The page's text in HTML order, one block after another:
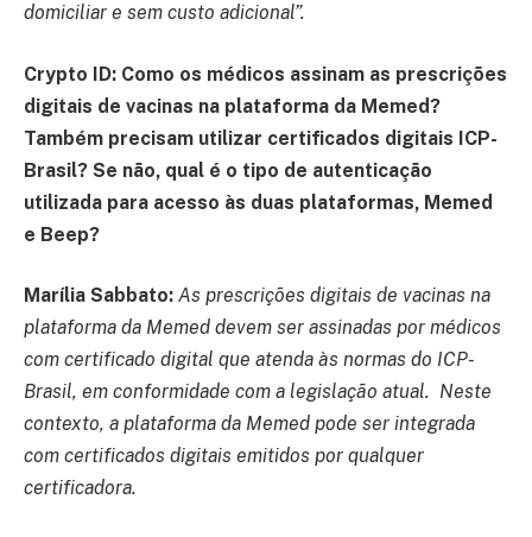
domiciliar e sem custo adicional”.
Crypto ID: Como os médicos assinam as prescrições
digitais de vacinas na plataforma da Memed?
Também precisam utilizar certificados digitais ICP-
Brasil? Se não, qual é o tipo de autenticação
utilizada para acesso às duas plataformas, Memed
e Beep?
Marília Sabbato: As prescrições digitais de vacinas na
plataforma da Memed devem ser assinadas por médicos
com certificado digital que atenda às normas do ICP-
Brasil, em conformidade com a legislação atual. Neste
contexto, a plataforma da Memed pode ser integrada
com certificados digitais emitidos por qualquer
certificadora.